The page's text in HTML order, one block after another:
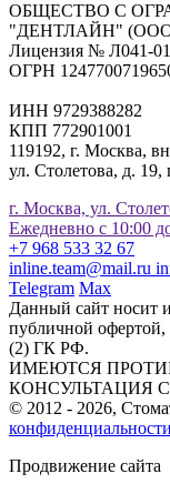
ОБЩЕСТВО С
"ДЕНТЛАЙН"
Лицензия № Л041-
ОГРН
ИНН 9729388282
КПП 772901001
119192, г. Москва,
ул. Столетова, д.
г. Москва, ул.
Ежедневно с 10:00
+7 968 533 32 67
inline.team@mail.ru
Telegram Max
Данный сайт носит
публичной
(2) ГК РФ.
ИМЕЮТСЯ
КОНСУЛЬТАЦИЯ
© 2012 - 2026,
конфиденциальности
Продвижение сайта